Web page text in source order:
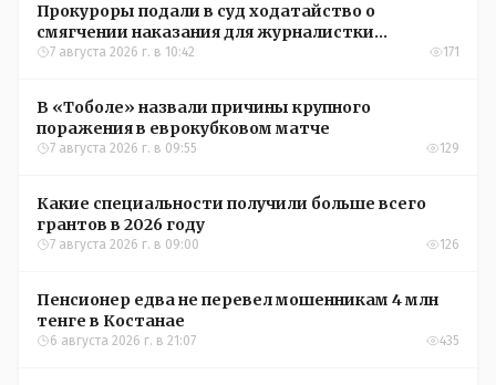
Прокуроры подали в суд ходатайство о
смягчении наказания для журналистки
Александры Алёховой
7 августа 2026 г. в 10:42 171
В «Тоболе» назвали причины крупного
поражения в еврокубковом матче
7 августа 2026 г. в 09:55 129
Какие специальности получили больше всего
грантов в 2026 году
7 августа 2026 г. в 09:00 126
Пенсионер едва не перевел мошенникам 4 млн
тенге в Костанае
6 августа 2026 г. в 21:07 435